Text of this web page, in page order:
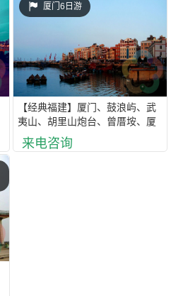
厦门6日游
【经典福建】厦门、鼓浪屿、武
夷山、胡里山炮台、曾厝垵、厦
大双飞双动六日游（含往返机票
及机场建设费和燃油税，全程旅
来电咨询